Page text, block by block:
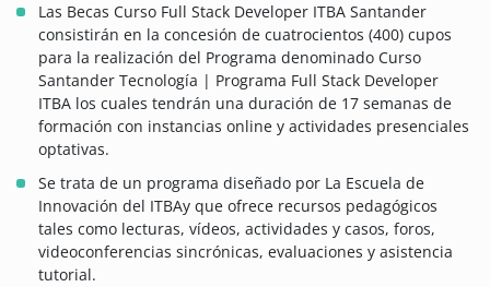
Las Becas Curso Full Stack Developer ITBA Santander
consistirán en la concesión de cuatrocientos (400) cupos
para la realización del Programa denominado Curso
Santander Tecnología | Programa Full Stack Developer
ITBA los cuales tendrán una duración de 17 semanas de
formación con instancias online y actividades presenciales
optativas.
Se trata de un programa diseñado por La Escuela de
Innovación del ITBAy que ofrece recursos pedagógicos
tales como lecturas, vídeos, actividades y casos, foros,
videoconferencias sincrónicas, evaluaciones y asistencia
tutorial.